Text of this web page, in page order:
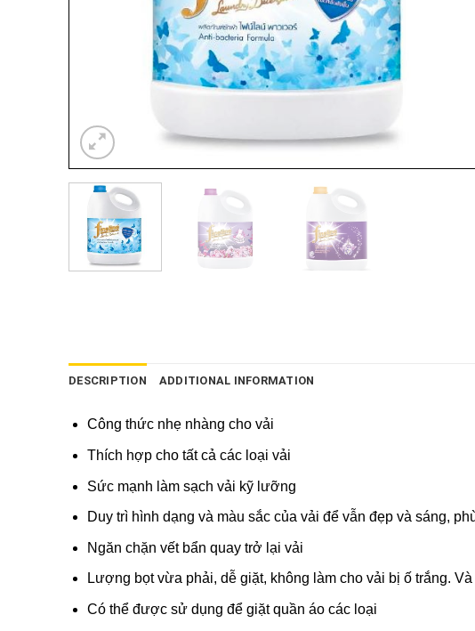
DESCRIPTION ADDITIONAL INFORMATION
Công thức nhẹ nhàng cho vải
Thích hợp cho tất cả các loại vải
Sức mạnh làm sạch vải kỹ lưỡng
Duy trì hình dạng và màu sắc của vải để vẫn đẹp và sáng,
Ngăn chặn vết bẩn quay trở lại vải
Lượng bọt vừa phải, dễ giặt, không làm cho vải bị ố trắng.
Có thể được sử dụng để giặt quần áo các loại